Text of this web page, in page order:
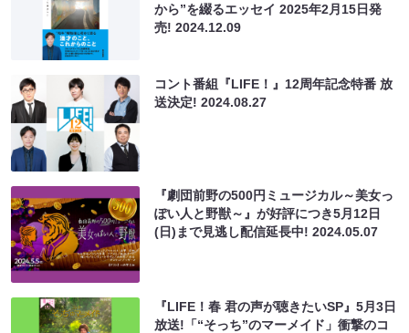
から”を綴るエッセイ 2025年2月15日発
売!2024.12.09
コント番組『LIFE！』12周年記念特番 放
送決定!2024.08.27
『劇団前野の500円ミュージカル～美女っ
ぽい人と野獣～』が好評につき5月12日
(日)まで見逃し配信延長中!2024.05.07
『LIFE！春 君の声が聴きたいSP』5月3日
放送!「“そっち”のマーメイド」衝撃のコ